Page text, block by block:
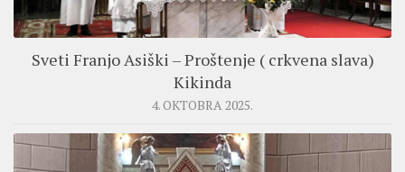
Sveti Franjo Asiški – Proštenje ( crkvena slava)
Kikinda
4. OKTOBRA 2025.